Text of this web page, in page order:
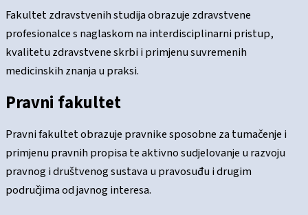
Fakultet zdravstvenih studija obrazuje zdravstvene
profesionalce s naglaskom na interdisciplinarni pristup,
kvalitetu zdravstvene skrbi i primjenu suvremenih
medicinskih znanja u praksi.
Pravni fakultet
Pravni fakultet obrazuje pravnike sposobne za tumačenje i
primjenu pravnih propisa te aktivno sudjelovanje u razvoju
pravnog i društvenog sustava u pravosuđu i drugim
područjima od javnog interesa.